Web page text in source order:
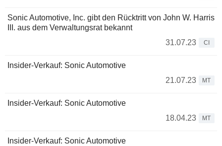
Sonic Automotive, Inc. gibt den Rücktritt von John W. Harris
III. aus dem Verwaltungsrat bekannt
31.07.23
CI
Insider-Verkauf: Sonic Automotive
21.07.23
MT
Insider-Verkauf: Sonic Automotive
18.04.23
MT
Insider-Verkauf: Sonic Automotive